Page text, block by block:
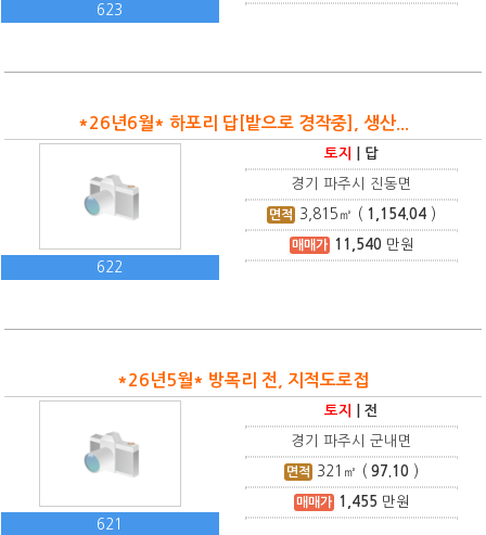
623
*26년6월* 하포리 답[밭으로 경작중], 생산...
622
토지 답
경기 파주시 진동면
면적 3,815 ㎡ ( 1,154.04 )
매매가 11,540만원
*26년5월* 방목리 전, 지적도로접
621
토지 |전
경기 파주시 군내면
면적 321 ㎡ (97.10 )
매매가 1,455 만원